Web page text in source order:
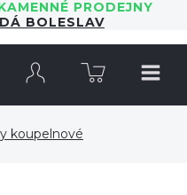
PRODEJNY
BOLESLAV
koupelnové